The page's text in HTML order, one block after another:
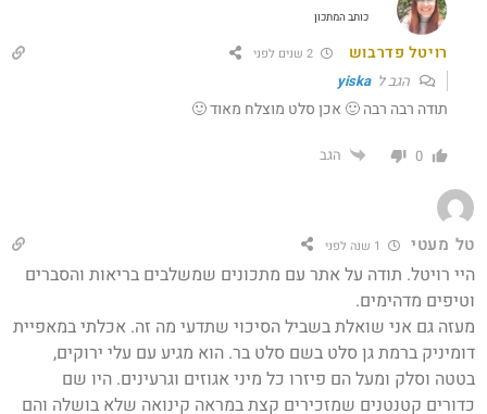
כותב המתכון
רויטל פדרבוש 2 שנים לפני
הגב לyiska
תודה רבה רבה 🙂 אכן סלט מוצלח מאוד 🙂
0 הגב
טל מעטי
היי רויטל. תודה על אתר עם מתכונים שמשלבים בריאות והסברים
וטיפים מדהימים.
מעזה גם אני שואלת בשביל הסיכוי שתדעי מה זה. אכלתי במאפיית
דומיניק ברמת גן סלט בשם סלט בר. הוא מגיע עם עלי ירוקים,
בטטה וסלק ומעל הם פיזרו כל מיני אגוזים וגרעינים. היו שם
כדורים קטנטנים שמזכירים קצת במראה קינואה שלא בושלה והם